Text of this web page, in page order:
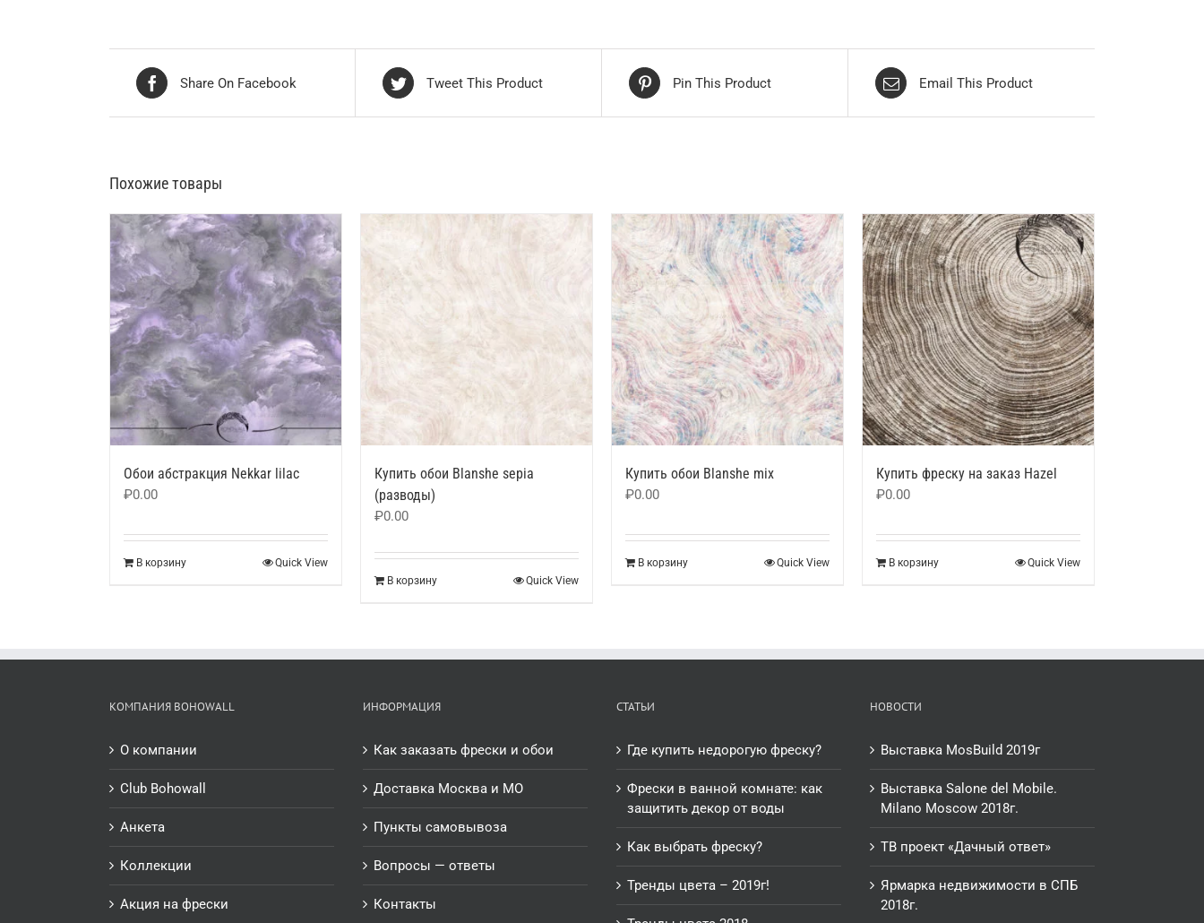
Share On Facebook Tweet This Product Pin This Product Email This Product
Похожие товары
Обои абстракция Nekkar lilac
₽0.00
В корзину Quick View
Купить обои Blanshe sepia
(разводы)
₽0.00
В корзину Quick View
Купить обои Blanshe mix
₽0.00
В корзину Quick View
Купить фреску на заказ Hazel
₽0.00
В корзину Quick View
КОМПАНИЯ BOHOWALL
О компании
Club Bohowall
Анкета
Коллекции
Акция на фрески
ИНФОРМАЦИЯ
Как заказать фрески и обои
Доставка Москва и МО
Пункты самовывоза
Вопросы — ответы
Контакты
СТАТЬИ
Где купить недорогую фреску?
Фрески в ванной комнате: как
защитить декор от воды
Как выбрать фреску?
Тренды цвета – 2019г!
НОВОСТИ
Выставка MosBuild 2019г
Выставка Salone del Mobile.
Milano Moscow 2018г.
ТВ проект «Дачный ответ»
Ярмарка недвижимости в СПБ
2018г.